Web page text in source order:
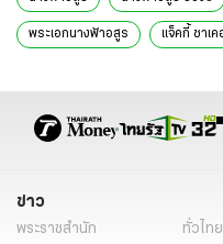
พระเอกนางฟ้าอสูร แจ็คกี้ ชาเค
ข่าว
พระราชสำนัก ทั่วไทย